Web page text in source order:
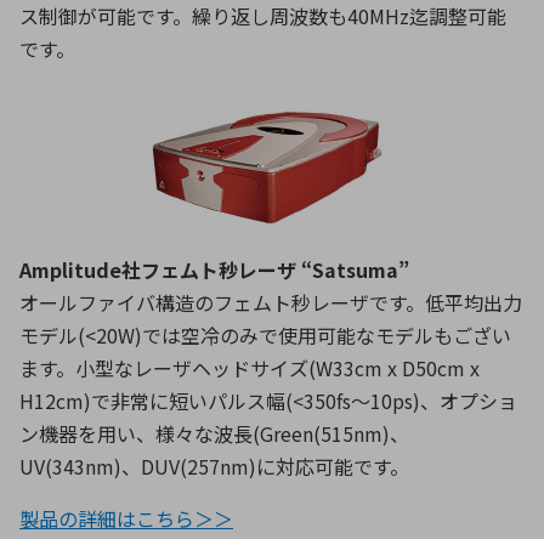
ス制御が可能です。繰り返し周波数も40MHz迄調整可能
です。
Amplitude社フェムト秒レーザ “Satsuma”
オールファイバ構造のフェムト秒レーザです。低平均出力
モデル(<20W)では空冷のみで使用可能なモデルもござい
ます。小型なレーザヘッドサイズ(W33cm x D50cm x
H12cm)で非常に短いパルス幅(<350fs〜10ps)、オプショ
ン機器を用い、様々な波長(Green(515nm)、
UV(343nm)、DUV(257nm)に対応可能です。
製品の詳細はこちら＞＞